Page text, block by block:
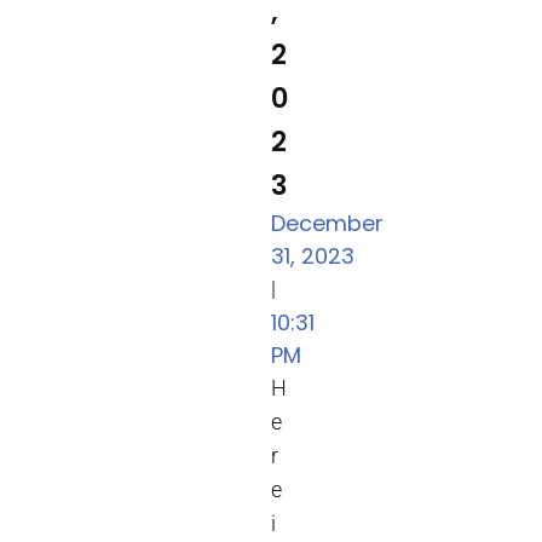
,
2
0
2
3
December
31, 2023
|
10:31
PM
H
e
r
e
i